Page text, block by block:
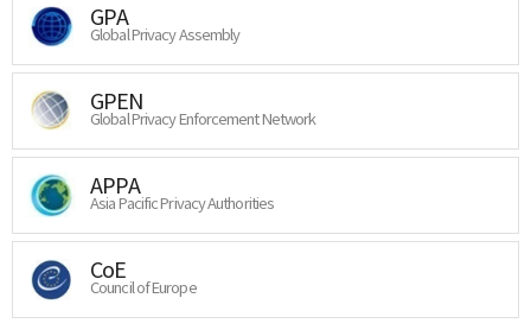
GPA
Global Privacy Assembly
GPEN
Global Privacy Enforcement Network
APPA
Asia Pacific Privacy Authorities
CoE
Council of Europe